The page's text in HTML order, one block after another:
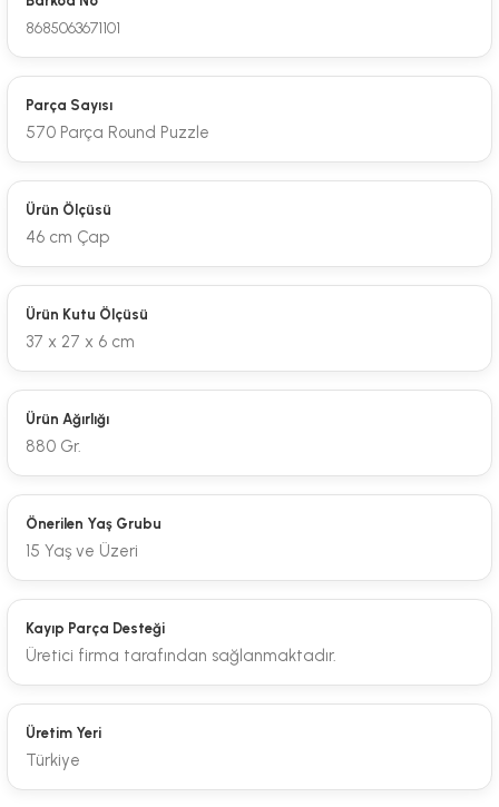
8685063671101
Parça Sayısı
570 Parça Round Puzzle
Ürün Ölçüsü
46 cm Çap
Ürün Kutu Ölçüsü
37 x 27 x 6 cm
Ürün Ağırlığı
880 Gr.
Önerilen Yaş Grubu
15 Yaş ve Üzeri
Kayıp Parça Desteği
Üretici firma tarafından sağlanmaktadır.
Üretim Yeri
Türkiye